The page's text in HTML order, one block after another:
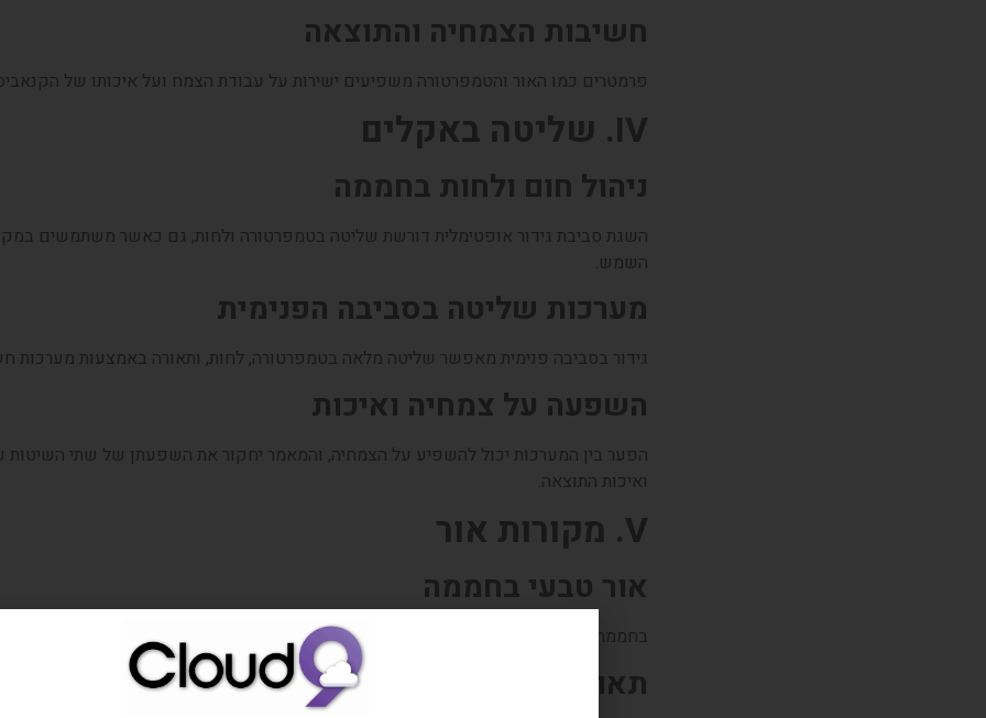
חשיבות הצמחיה והתוצאה
פרמטרים כמו האור והטמפרטורה משפיעים ישירות על עבודת הצמח ועל איכותו של
IV. שליטה באקלים
ניהול חום ולחות בחממה
השגת סביבת גידור אופטימלית דורשת שליטה בטמפרטורה ולחות, גם כאשר משתמשים
השמש.
מערכות שליטה בסביבה הפנימית
גידור בסביבה פנימית מאפשר שליטה מלאה בטמפרטורה, לחות, ותאורה באמצעות מערכות
השפעה על צמחיה ואיכות
הפער בין המערכות יכול להשפיע על הצמחיה, והמאמר יחקור את השפעתן של שתי השיטות
ואיכות התוצאה.
V. מקורות אור
אור טבעי בחממה
בחממה ניתן להנות מאור השמש, אך במקרים קיימת תלות בתנאי הסביבה החיצונית.
תאורה יציבה בגידור פנימי